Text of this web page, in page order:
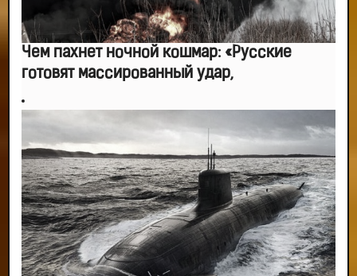
Чем пахнет ночной кошмар: «Русские
готовят массированный удар,